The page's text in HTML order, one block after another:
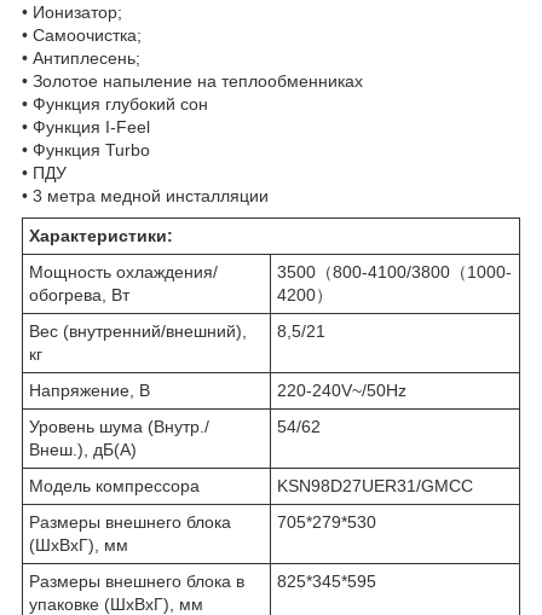
• Ионизатор;
• Самоочистка;
• Антиплесень;
• Золотое напыление на теплообменниках
• Функция глубокий сон
• Функция I-Feel
• Функция Turbo
• ПДУ
• 3 метра медной инсталляции
Характеристики:
Мощность охлаждения/
обогрева, Вт
3500（800-4100/3800（1000-
4200）
Вес (внутренний/внешний),
кг
8,5/21
Напряжение, В
220-240V~/50Hz
Уровень шума (Внутр./
Внеш.), дБ(А)
54/62
Модель компрессора
KSN98D27UER31/GMCC
Размеры внешнего блока
(ШхВхГ), мм
705*279*530
Размеры внешнего блока в
упаковке (ШхВхГ), мм
825*345*595